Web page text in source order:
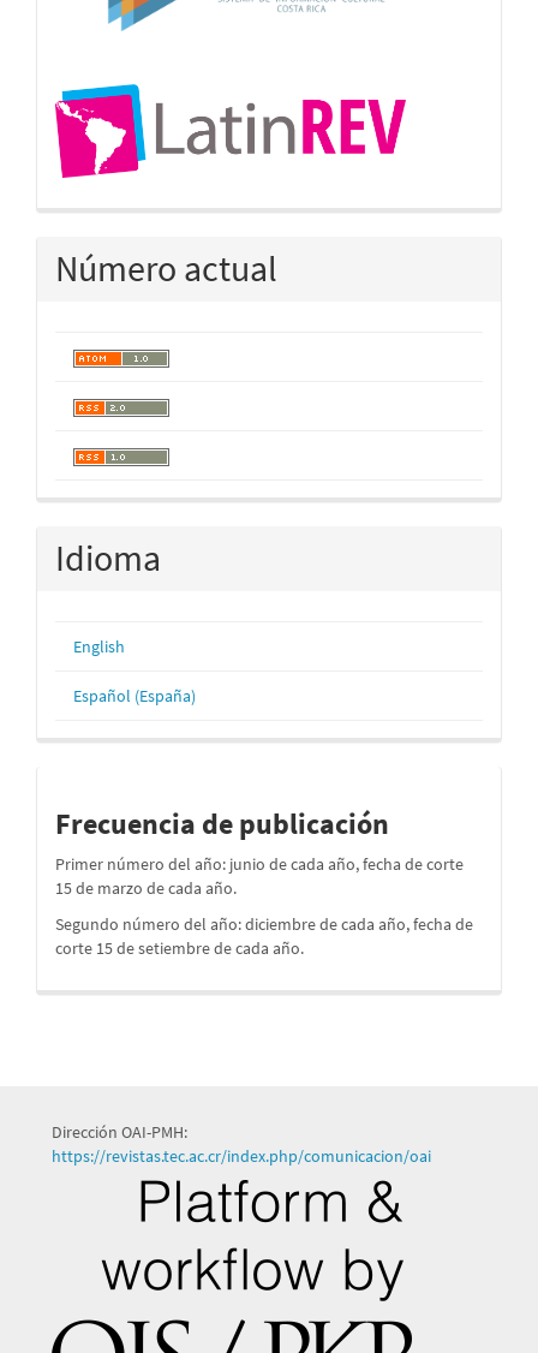
Número actual
Idioma
English
Español (España)
Frecuencia de publicación
Primer número del año: junio de cada año, fecha de corte
15 de marzo de cada año.
Segundo número del año: diciembre de cada año, fecha de
corte 15 de setiembre de cada año.
Dirección OAI-PMH:
https://revistas.tec.ac.cr/index.php/comunicacion/oai